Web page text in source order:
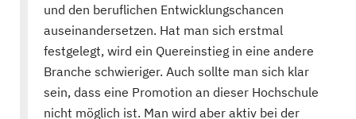
und den beruflichen Entwicklungschancen
auseinandersetzen. Hat man sich erstmal
festgelegt, wird ein Quereinstieg in eine andere
Branche schwieriger. Auch sollte man sich klar
sein, dass eine Promotion an dieser Hochschule
nicht möglich ist. Man wird aber aktiv bei der